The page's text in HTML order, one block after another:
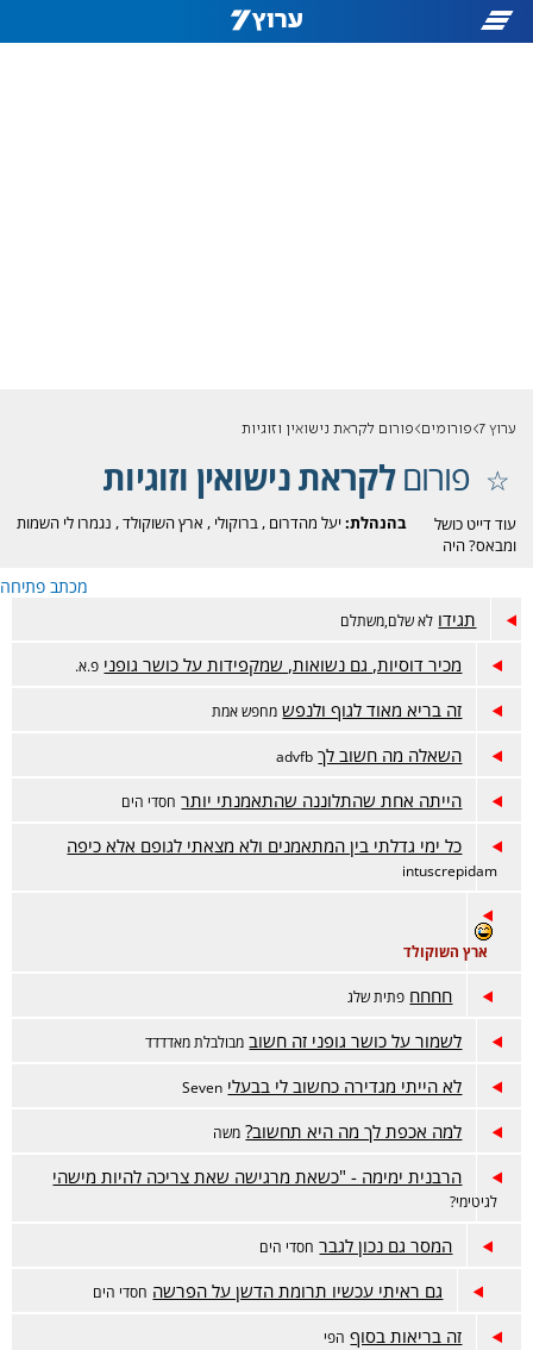
ערוץ 7 פורומים פורום לקראת נישואין וזוגיות
פורוםלקראת נישואין וזוגיות
בהנהלת: יעל מהדרום ,ברוקולי , ארץ השוקולד, נגמרו לי השמות
עוד דייט כושל
ומבאס? היה
טוב? זה המקום.
מכתב פתיחה
תגידו לא שלם,משתלם
מכיר דוסיות, גם נשואות, שמקפידות על כושר גופני פ.א.
זה בריא מאוד לגוף ולנפש מחפש אמת
השאלה מה חשוב לך advfb
הייתה אחת שהתלוננה שהתאמנתי יותר חסדי הים
כל ימי גדלתי בין המתאמנים ולא מצאתי לגופם אלא כיפה
intuscrepidam
ארץ השוקולד
חחחח פתית שלג
לשמור על כושר גופני זה חשוב מבולבלת מאדדדד
לא הייתי מגדירה כחשוב לי בבעלי Seven
למה אכפת לך מה היא תחשוב? משה
הרבנית ימימה - "כשאת מרגישה שאת צריכה להיות מישהי
לגיטימי?
המסר גם נכון לגבר חסדי הים
גם ראיתי עכשיו תרומת הדשן על הפרשה חסדי הים
זה בריאות בסוף הפי